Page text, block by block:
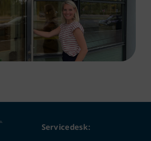
Servicedesk: